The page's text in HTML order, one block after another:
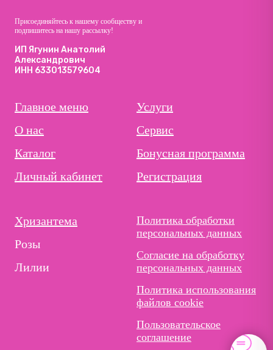
Присоединяйтесь к нашему сообществу и
подпишитесь на нашу рассылку!
ИП Ягунин Анатолий
Александрович
ИНН 633013579604
Главное меню
О нас
Каталог
Личный кабинет
Услуги
Сервис
Бонусная программа
Регистрация
Хризантема
Розы
Лилии
Политика обработки
персональных данных
Согласие на обработку
персональных данных
Политика использования
файлов cookie
Пользовательское
соглашение